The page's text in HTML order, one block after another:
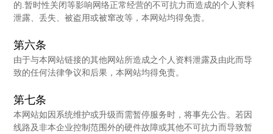
的.暂时性关闭等影响网络正常经营的不可抗力而造成的个人资料
泄露、丢失、被盗用或被窜改等，本网站均得免责。
第六条
由于与本网站链接的其他网站所造成之个人资料泄露及由此而导
致的任何法律争议和后果，本网站均得免责。
第七条
本网站如因系统维护或升级而需暂停服务时，将事先公告。若因
线路及非本企业控制范围外的硬件故障或其他不可抗力而导致暂